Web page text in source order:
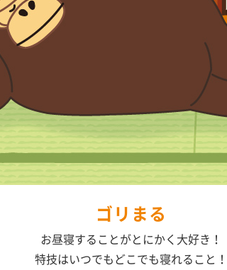
ゴリまる
お昼寝することがとにかく大好き！
特技はいつでもどこでも寝れること！